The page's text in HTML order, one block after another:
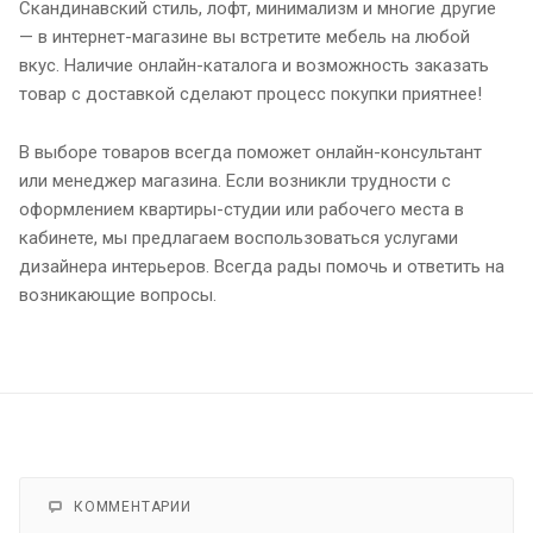
Скандинавский стиль, лофт, минимализм и многие другие
— в интернет-магазине вы встретите мебель на любой
вкус. Наличие онлайн-каталога и возможность заказать
товар с доставкой сделают процесс покупки приятнее!
В выборе товаров всегда поможет онлайн-консультант
или менеджер магазина. Если возникли трудности с
оформлением квартиры-студии или рабочего места в
кабинете, мы предлагаем воспользоваться услугами
дизайнера интерьеров. Всегда рады помочь и ответить на
возникающие вопросы.
КОММЕНТАРИИ